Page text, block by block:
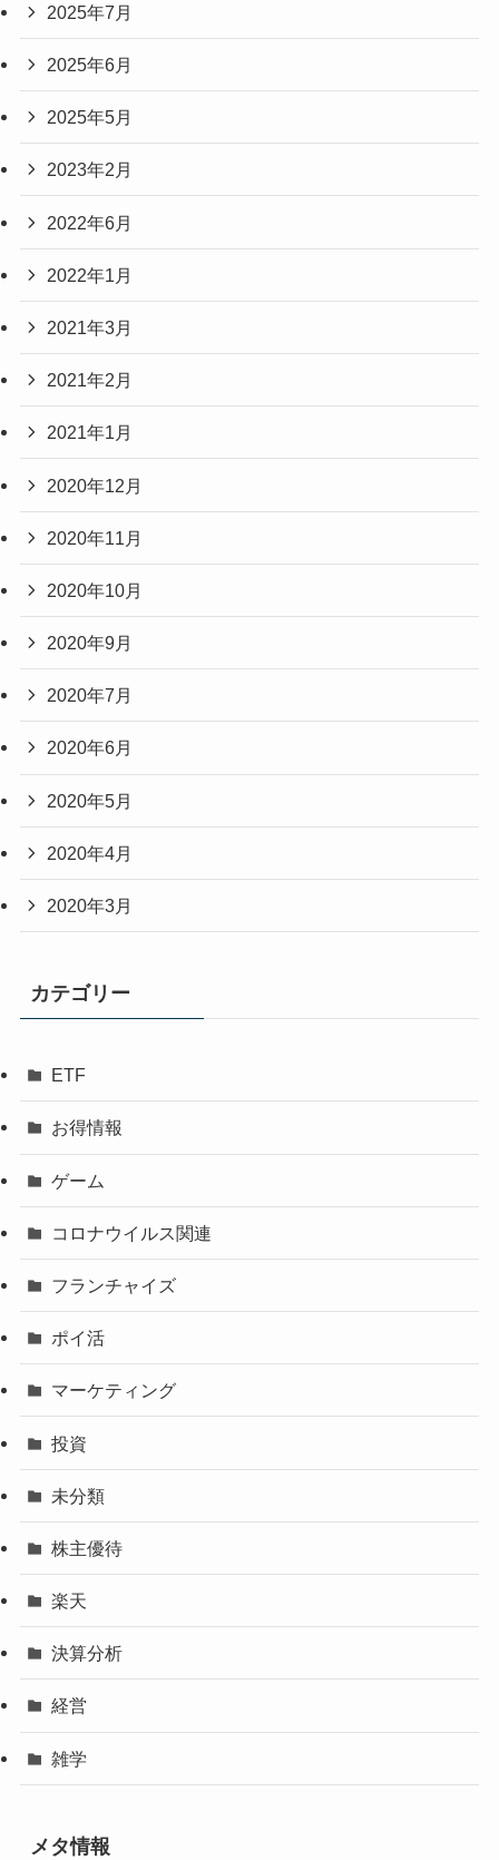
2025年7月
2025年6月
2025年5月
2023年2月
2022年6月
2022年1月
2021年3月
2021年2月
2021年1月
2020年12月
2020年11月
2020年10月
2020年9月
2020年7月
2020年6月
2020年5月
2020年4月
2020年3月
カテゴリー
ETF
お得情報
ゲーム
コロナウイルス関連
フランチャイズ
ポイ活
マーケティング
投資
未分類
株主優待
楽天
決算分析
経営
雑学
メタ情報